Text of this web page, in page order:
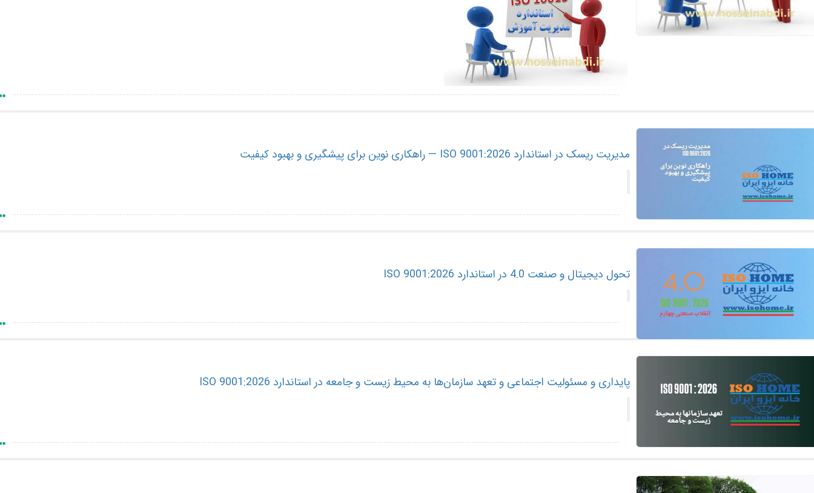
مدیریت ریسک در استاندارد ISO 9001:2026 — راهکاری نوین برای پیشگیری و بهبود کیفیت
تحول دیجیتال و صنعت 4.0 در استاندارد ISO 9001:2026
پایداری و مسئولیت اجتماعی و تعهد سازمان‌ها به محیط زیست و جامعه در استاندارد ISO 9001:2026